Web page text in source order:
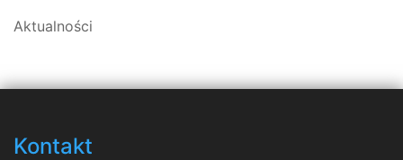
Aktualności
Kontakt